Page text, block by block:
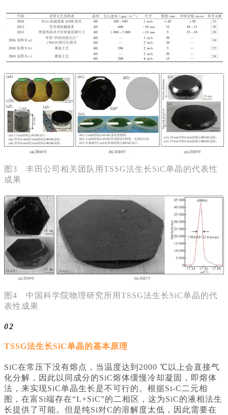
图3 丰田公司相关团队用TSSG法生长SiC单晶的代表性
成果
图4 中国科学院物理研究所用TSSG法生长SiC单晶的代
表性成果
02
TSSG法生长SiC单晶的基本原理
SiC在常压下没有熔点，当温度达到2000 ℃以上会直接气
化分解，因此以同成分的SiC熔体缓慢冷却凝固，即熔体
法，来实现SiC单晶生长是不可行的。根据Si-C二元相
图，在富Si端存在“L+SiC”的二相区，这为SiC的液相法生
长提供了可能。但是纯Si对C的溶解度太低，因此需要在